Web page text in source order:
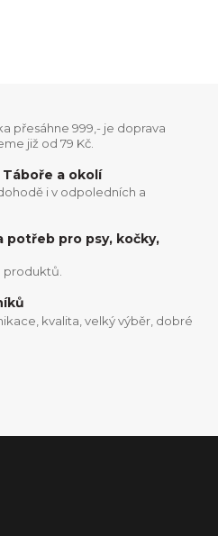
přesáhne 999,- je doprava
již od 79 Kč.
Táboře a okolí
i v odpoledních a
potřeb pro psy, kočky,
produktů.
kvalita, velký výběr, dobré